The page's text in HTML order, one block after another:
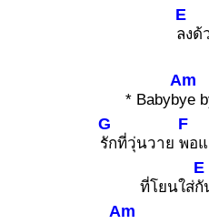
E
ลงด้
* Babyb
Am
ye
G
รักที่วุ่นวาย
F
พอ
ที่โยนใส่
E
กั
Am